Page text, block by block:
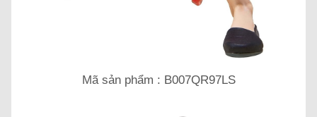
Mã sản phẩm : B007QR97LS